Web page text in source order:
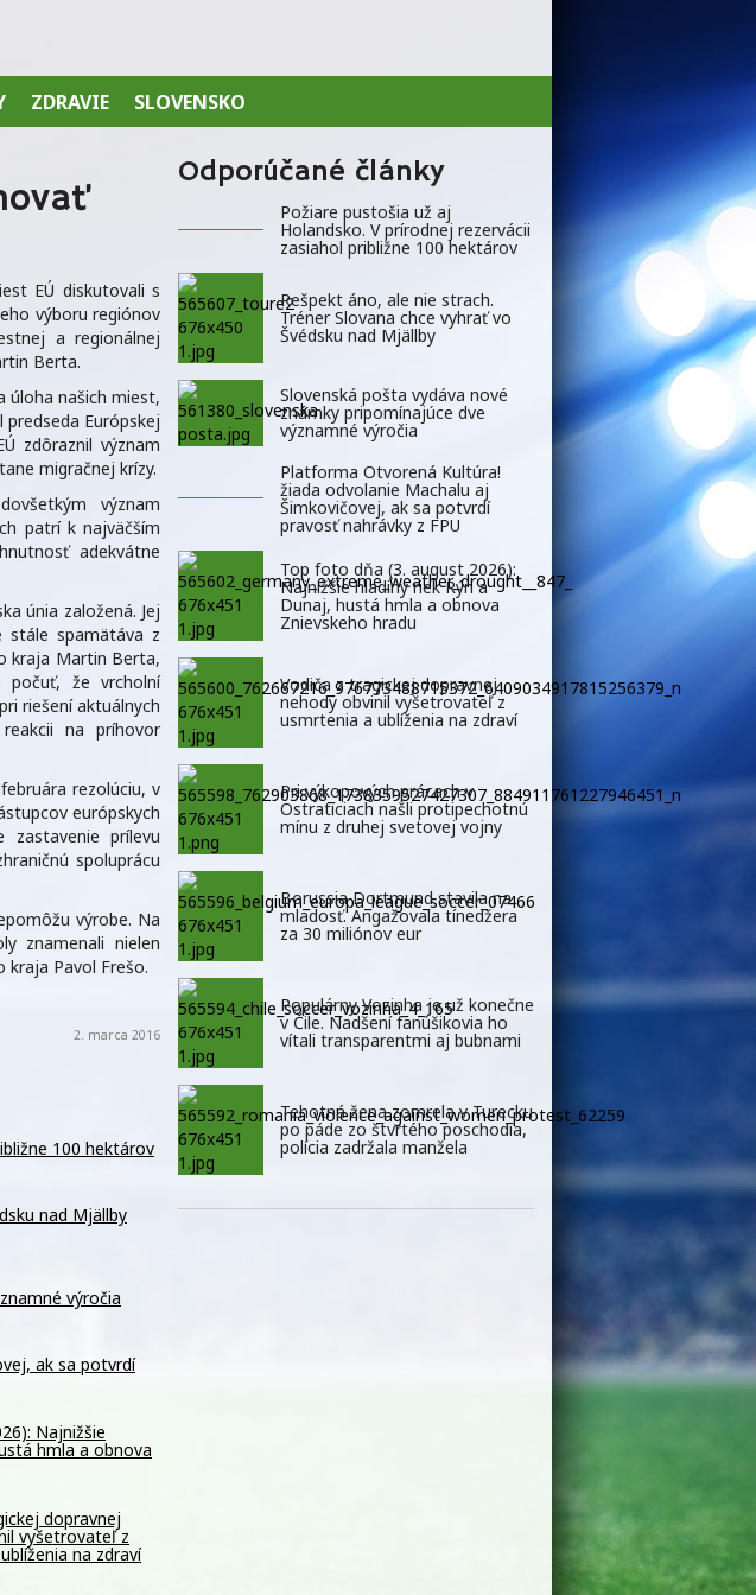
ZDRAVIE SLOVENSKO
EÚ diskutovali s
výboru regiónov
a regionálnej
Berta.
úloha našich miest,
Európskej
zdôraznil význam
migračnej krízy.
význam
patrí k najväčším
adekvátne
únia založená. Jej
stále spamätáva z
kraja Martin Berta,
počuť, že vrcholní
riešení aktuálnych
na príhovor
rezolúciu, v
európskych
zastavenie prílevu
spoluprácu
výrobe. Na
znamenali nielen
kraja Pavol Frešo.
2. marca 2016
100 hektárov
nad Mjällby
výročia
ak sa potvrdí
Najnižšie
hmla a obnova
dopravnej
vyšetrovateľ z
na zdraví
Odporúčané články
Požiare pustošia už aj
Holandsko. V prírodnej rezervácii
zasiahol približne 100 hektárov
Rešpekt áno, ale nie strach.
Tréner Slovana chce vyhrať vo
Švédsku nad Mjällby
Slovenská pošta vydáva nové
známky pripomínajúce dve
významné výročia
Platforma Otvorená Kultúra!
žiada odvolanie Machalu aj
Šimkovičovej, ak sa potvrdí
pravosť nahrávky z FPU
Top foto dňa (3. august 2026):
Najnižšie hladiny riek Rýn a
Dunaj, hustá hmla a obnova
Znievskeho hradu
Vodiča z tragickej dopravnej
nehody obvinil vyšetrovateľ z
usmrtenia a ublíženia na zdraví
Pri výkopových prácach v
Ostraticiach našli protipechotnú
mínu z druhej svetovej vojny
Borussia Dortmund stavila na
mladosť. Angažovala tínedžera
za 30 miliónov eur
Populárny Vozinha je už konečne
v Čile. Nadšení fanúšikovia ho
vítali transparentmi aj bubnami
Tehotná žena zomrela v Turecku
po páde zo štvrtého poschodia,
polícia zadržala manžela